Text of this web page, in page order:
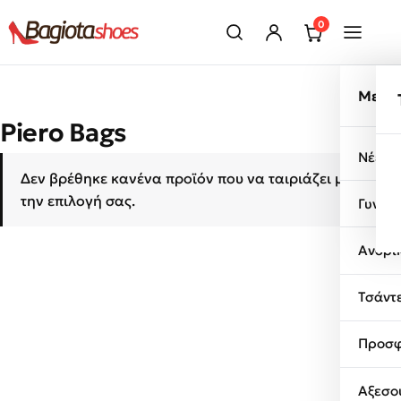
0
Νέες
Piero Bags
Δεν βρέθηκε κανένα προϊόν που να ταιριάζει με
την επιλογή σας.